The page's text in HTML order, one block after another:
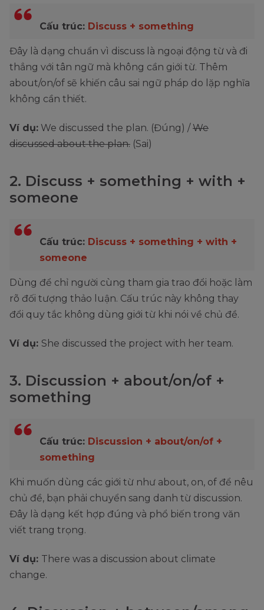
Cấu trúc: Discuss + something
Đây là dạng chuẩn vì discuss là ngoại động từ và đi
thẳng với tân ngữ mà không cần giới từ. Thêm
about/on/of sẽ khiến câu sai ngữ pháp do lặp nghĩa
không cần thiết.
Ví dụ: We discussed the plan. (Đúng) /We
discussed about the plan. (Sai)
2. Discuss + something + with +
someone
Cấu trúc: Discuss + something + with +
someone
Dùng để chỉ người cùng tham gia trao đổi hoặc làm
rõ đối tượng thảo luận. Cấu trúc này không thay
đổi quy tắc không dùng giới từ khi nói về chủ đề.
Ví dụ: She discussed the project with her team.
3. Discussion + about/on/of +
something
Cấu trúc: Discussion + about/on/of +
something
Khi muốn dùng các giới từ như about, on, of để nêu
chủ đề, bạn phải chuyển sang danh từ discussion.
Đây là dạng kết hợp đúng và phổ biến trong văn
viết trang trọng.
Ví dụ: There was a discussion about climate
change.